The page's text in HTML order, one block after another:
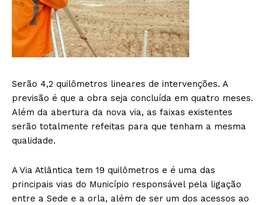
Serão 4,2 quilômetros lineares de intervenções. A
previsão é que a obra seja concluída em quatro meses.
Além da abertura da nova via, as faixas existentes
serão totalmente refeitas para que tenham a mesma
qualidade.
A Via Atlântica tem 19 quilômetros e é uma das
principais vias do Município responsável pela ligação
entre a Sede e a orla, além de ser um dos acessos ao